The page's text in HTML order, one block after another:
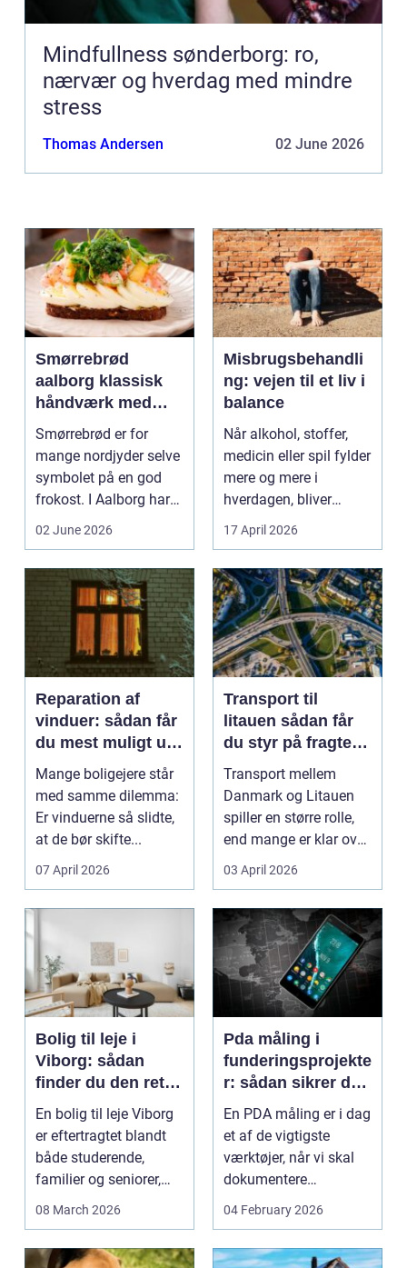
Mindfullness sønderborg: ro,
nærvær og hverdag med mindre
stress
Thomas Andersen 02 June 2026
Smørrebrød
aalborg klassisk
håndværk med
moderne twist
Smørrebrød er for
mange nordjyder selve
symbolet på en god
frokost. I Aalborg har
den klassiske spis...
02 June 2026
Misbrugsbehandli
ng: vejen til et liv i
balance
Når alkohol, stoffer,
medicin eller spil fylder
mere og mere i
hverdagen, bliver
grænsen...
17 April 2026
Reparation af
vinduer: sådan får
du mest muligt ud
af dine gamle
vinduer
Mange boligejere står
med samme dilemma:
Er vinduerne så slidte,
at de bør skifte...
07 April 2026
Transport til
litauen sådan får
du styr på fragten
til baltikum
Transport mellem
Danmark og Litauen
spiller en større rolle,
end mange er klar over.
Litauen er et n...
03 April 2026
Bolig til leje i
Viborg: sådan
finder du den rette
lejlighed
En bolig til leje Viborg
er eftertragtet blandt
både studerende,
familier og seniorer,
fordi b...
08 March 2026
Pda måling i
funderingsprojekte
r: sådan sikrer du
dokumenteret
bæreevne
En PDA måling er i dag
et af de vigtigste
værktøjer, når vi skal
dokumentere
bæreevnen af pæle til
04 February 2026